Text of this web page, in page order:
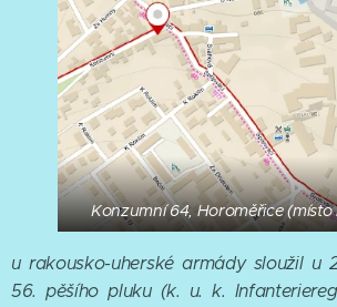
Konzumní 64, Horoměřice (místo
u rakousko-uherské armády sloužil u
56. pěšího pluku (k. u. k.